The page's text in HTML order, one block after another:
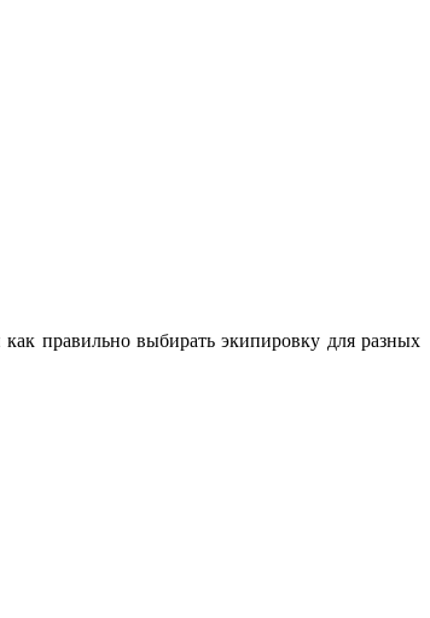
правильно выбирать экипировку для разных